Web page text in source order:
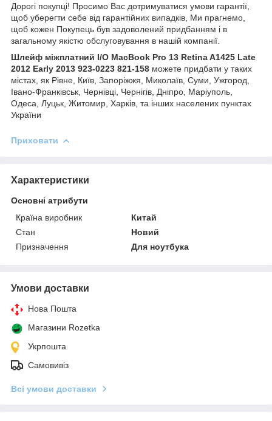
Дорогі покупці! Просимо Вас дотримуватися умови гарантії,
щоб уберегти себе від гарантійних випадків, Ми прагнемо,
щоб кожен Покупець був задоволений придбанням і в
загальному якістю обслуговування в нашій компанії.
Шлейф міжплатний I/O MacBook Pro 13 Retina A1425 Late
2012 Early 2013 923-0223 821-158 можете придбати у таких
містах, як Рівне, Київ, Запоріжжя, Миколаїв, Суми, Ужгород,
Івано-Франківськ, Чернівці, Чернігів, Дніпро, Маріуполь,
Одеса, Луцьк, Житомир, Харків, та інших населених пунктах
України
Приховати
Характеристики
Основні атрибути
Країна виробник
Китай
Стан
Новий
Призначення
Для ноутбука
Умови доставки
Нова Пошта
Магазини Rozetka
Укрпошта
Самовивіз
Всі умови доставки